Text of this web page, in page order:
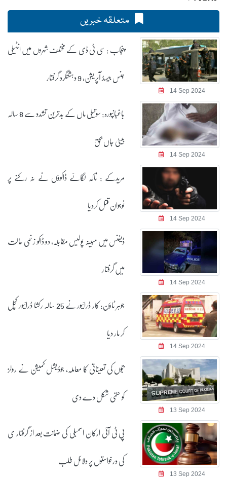
متعلقہ خبریں
14 Sep 2024
پنجاب : سی ٹی ڈی کے مختلف شہروں میں انٹیلی
جنس بیسڈ آپریشن، 9 دہشتگرد گرفتار
14 Sep 2024
باغبانپورہ: سوتیلی ماں کے بدترین تشدد سے 8 سالہ
بیٹی جاں بحق
14 Sep 2024
مریدکے : ناکہ لگائے ڈاکوؤں نے نہ رکنے پر
نوجوان قتل کردیا
14 Sep 2024
ڈیفنس میں مبینہ پولیس مقابلہ، دو ڈاکو زخمی حالت
میں گرفتار
14 Sep 2024
جوہر ٹاؤن: کار ڈرائیور نے 25 سالہ رکشا ڈرائیور کچل
کر مار دیا
13 Sep 2024
ججوں کی تعیناتی کا معاملہ، جوڈیشل کمیشن نے رولز
کو حتمی شکل دے دی
13 Sep 2024
پی ٹی آئی ارکان اسمبلی کی ضمانت بعد از گرفتار ی
کی درخواستوں پر دلائل طلب